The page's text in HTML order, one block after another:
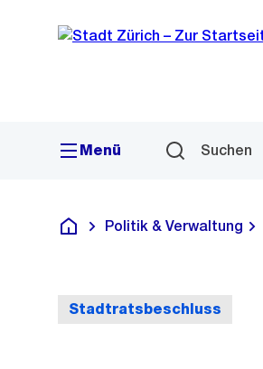
Navigation
Sprunglink
Menü Suchen
Deutsch
Politik & Verwaltung
Stadtratsbeschluss